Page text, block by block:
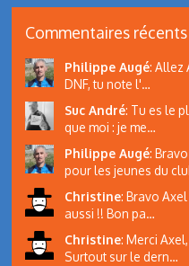
Commentaires récents
Philippe Augé: Allez
DNF, tu note l'…
Suc André: Tu es le
que moi : je me…
Philippe Augé:
pour les jeunes du
Christine: Bravo
aussi !! Bon pa…
Christine: Merci
Surtout sur le dern…